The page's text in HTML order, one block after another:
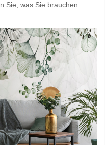
Sie, was Sie brauchen.